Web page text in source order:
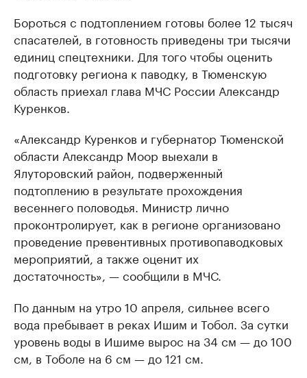
Бороться с подтоплением готовы более 12 тысяч
спасателей, в готовность приведены три тысячи
единиц спецтехники. Для того чтобы оценить
подготовку региона к паводку, в Тюменскую
область приехал глава МЧС России Александр
Куренков.
«Александр Куренков и губернатор Тюменской
области Александр Моор выехали в
Ялуторовский район, подверженный
подтоплению в результате прохождения
весеннего половодья. Министр лично
проконтролирует, как в регионе организовано
проведение превентивных противопаводковых
мероприятий, а также оценит их
достаточность», — сообщили в МЧС.
По данным на утро 10 апреля, сильнее всего
вода пребывает в реках Ишим и Тобол. За сутки
уровень воды в Ишиме вырос на 34 см — до 100
см, в Тоболе на 6 см — до 121 см.